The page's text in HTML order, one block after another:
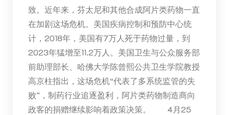
致。近年来，芬太尼和其他合成阿片类药物一直
在加剧这场危机。美国疾病控制和预防中心统
计，2018年，美国有7万人死于药物过量，到
2023年猛增至11.2万人。美国卫生与公众服务部
前助理部长、哈佛大学陈曾熙公共卫生学院教授
高京柱指出，这场危机“代表了多系统监管的失
败”，制药行业追逐盈利，阿片类药物制造商向
政客的捐赠继续影响着政策决策。 4月25